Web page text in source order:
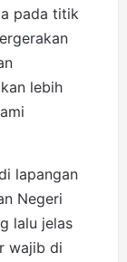
pada titik
lebih
lapangan
Negeri
lalu jelas
wajib di